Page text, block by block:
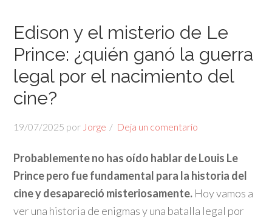
Edison y el misterio de Le
Prince: ¿quién ganó la guerra
legal por el nacimiento del
cine?
19/07/2025 por Jorge Deja un comentario
Probablemente no has oído hablar de Louis Le
Prince pero fue fundamental para la historia del
cine y desapareció misteriosamente. Hoy vamos a
ver una historia de enigmas y una batalla legal por